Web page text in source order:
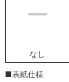
なし
■表紙仕様